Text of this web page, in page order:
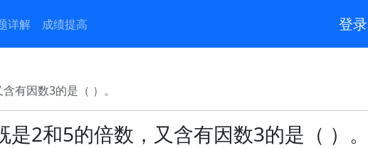
详解 成绩提高 登录
有因数3的是（ ）。
是2和5的倍数，又含有因数3的是（ ）。